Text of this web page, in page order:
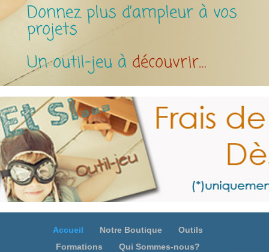
Donnez plus d’ampleur à vos
projets
Un outil-jeu à découvrir…
Accueil Notre Boutique
Outils
Formations
Qui Sommes-nous?